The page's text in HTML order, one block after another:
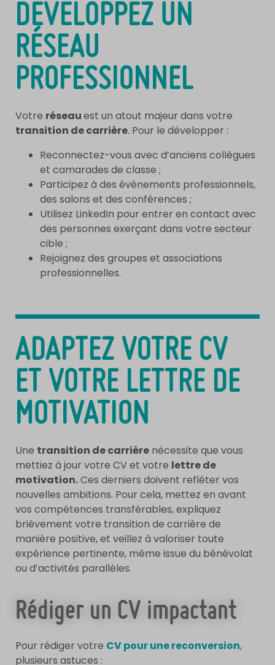
DÉVELOPPEZ UN
RÉSEAU
PROFESSIONNEL
Votre réseauest un atout majeur dans votre
transition de carrière. Pour le développer :
Reconnectez-vous avec d’anciens collègues
et camarades de classe ;
Participez à des événements professionnels,
des salons et des conférences ;
Utilisez LinkedIn pour entrer en contact avec
des personnes exerçant dans votre secteur
cible ;
Rejoignez des groupes et associations
professionnelles.
ADAPTEZ VOTRE CV
ET VOTRE LETTRE DE
MOTIVATION
Une transition de carrière nécessite que vous
mettiez à jour votre CV et votre lettre de
motivation.Ces derniers doivent refléter vos
nouvelles ambitions. Pour cela, mettez en avant
vos compétences transférables, expliquez
brièvement votre transition de carrière de
manière positive, et veillez à valoriser toute
expérience pertinente, même issue du bénévolat
ou d’activités parallèles.
Rédiger un CV impactant
Pour rédiger votre CV pour une reconversion,
plusieurs astuces :